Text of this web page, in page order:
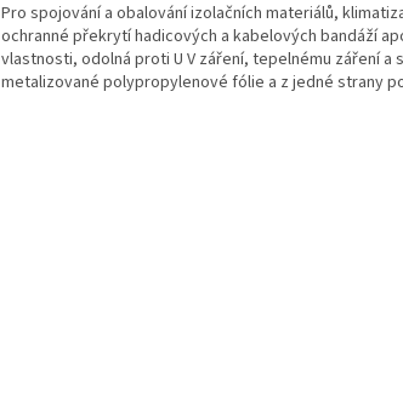
Pro spojování a obalování izolačních materiálů,
ochranné překrytí hadicových a kabelových bandáží
vlastnosti, odolná proti U V záření, tepelnému záření a
metalizované polypropylenové fólie a z jedné strany